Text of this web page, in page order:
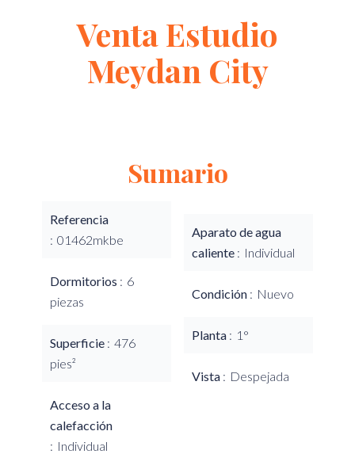
Venta Estudio
Meydan City
Sumario
Referencia
01462mkbe
Dormitorios
6
piezas
Superficie
476
pies²
Acceso a la
calefacción
Individual
Aparato de agua
caliente
Individual
Condición Nuevo
Planta 1°
Vista Despejada